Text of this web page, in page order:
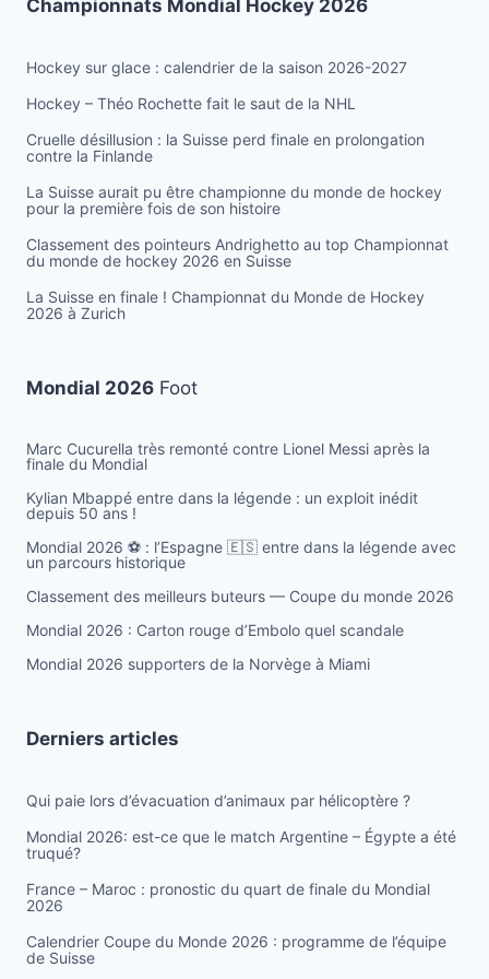
Championnats Mondial Hockey 2026
Hockey sur glace : calendrier de la saison 2026-2027
Hockey – Théo Rochette fait le saut de la NHL
Cruelle désillusion : la Suisse perd finale en prolongation
contre la Finlande
La Suisse aurait pu être championne du monde de hockey
pour la première fois de son histoire
Classement des pointeurs Andrighetto au top Championnat
du monde de hockey 2026 en Suisse
La Suisse en finale ! Championnat du Monde de Hockey
2026 à Zurich
Mondial 2026 Foot
Marc Cucurella très remonté contre Lionel Messi après la
finale du Mondial
Kylian Mbappé entre dans la légende : un exploit inédit
depuis 50 ans !
Mondial 2026 ⚽️ : l’Espagne 🇪🇸 entre dans la légende avec
un parcours historique
Classement des meilleurs buteurs — Coupe du monde 2026
Mondial 2026 : Carton rouge d’Embolo quel scandale
Mondial 2026 supporters de la Norvège à Miami
Derniers articles
Qui paie lors d’évacuation d’animaux par hélicoptère ?
Mondial 2026: est-ce que le match Argentine – Égypte a été
truqué?
France – Maroc : pronostic du quart de finale du Mondial
2026
Calendrier Coupe du Monde 2026 : programme de l’équipe
de Suisse